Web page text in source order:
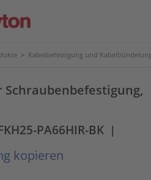
> Kabelbefestigung und
PA66HIR-BK |
kopieren